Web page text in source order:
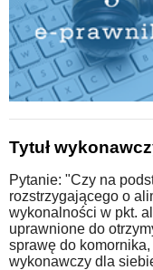
Tytuł
Pytanie: "Czy na
rozstrzygającego o
wykonalności w pkt.
uprawnione do
sprawę do
wykonawczy dla